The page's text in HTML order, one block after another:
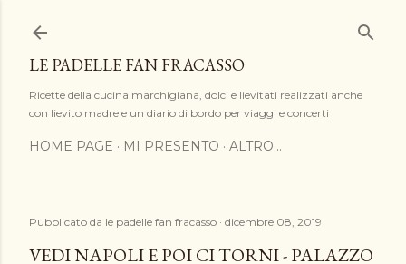
LE PADELLE FAN FRACASSO
Ricette della cucina marchigiana, dolci e lievitati realizzati anche
con lievito madre e un diario di bordo per viaggi e concerti
HOME PAGE MI PRESENTO ALTRO…
Pubblicato da le padelle fan fracasso dicembre 08, 2019
VEDI NAPOLI E POI CI TORNI - PALAZZO